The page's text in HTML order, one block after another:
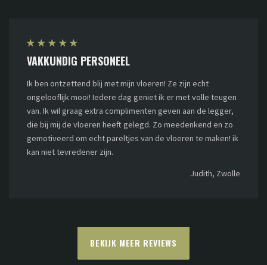
★ ★ ★ ★ ★
VAKKUNDIG PERSONEEL
Ik ben ontzettend blij met mijn vloeren! Ze zijn echt
ongelooflijk mooi! Iedere dag geniet ik er met volle teugen
van. Ik wil graag extra complimenten geven aan de legger,
die bij mij de vloeren heeft gelegd. Zo meedenkend en zo
gemotiveerd om echt pareltjes van de vloeren te maken! ik
kan niet tevredener zijn.
Judith, Zwolle
BEKIJK MEER REVIEWS